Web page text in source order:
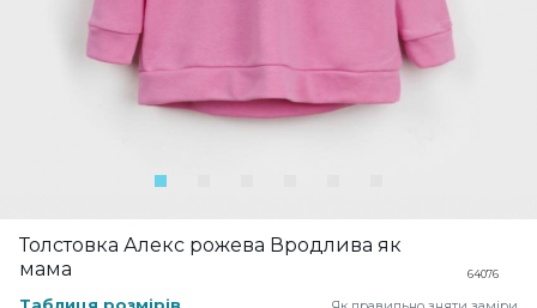
Толстовка Алекс рожева Вродлива як
мама
64076